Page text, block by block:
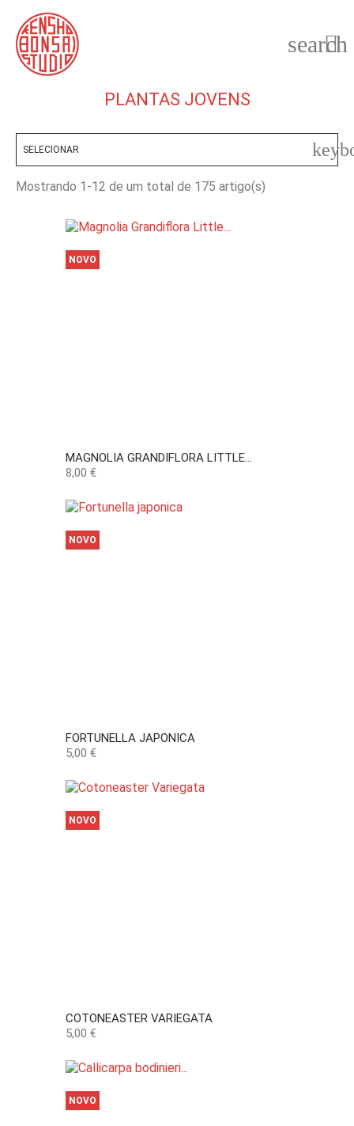

search
PLANTAS JOVENS
SELECIONAR
Mostrando 1-12 de um total de 175 artigo(s)
MAGNOLIA GRANDIFLORA LITTLE...
Preço
8,00 €
NOVO
FORTUNELLA JAPONICA
Preço
5,00 €
NOVO
COTONEASTER VARIEGATA
Preço
5,00 €
NOVO
NOVO